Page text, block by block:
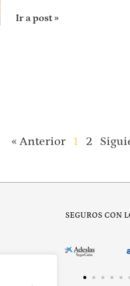
Ir a post »
« Anterior 1 2
SEGUROS CON